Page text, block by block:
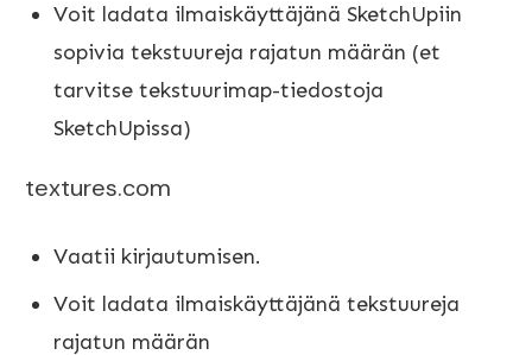
Voit ladata ilmaiskäyttäjänä SketchUpiin
sopivia tekstuureja rajatun määrän (et
tarvitse tekstuurimap-tiedostoja
SketchUpissa)
textures.com
Vaatii kirjautumisen.
Voit ladata ilmaiskäyttäjänä tekstuureja
rajatun määrän